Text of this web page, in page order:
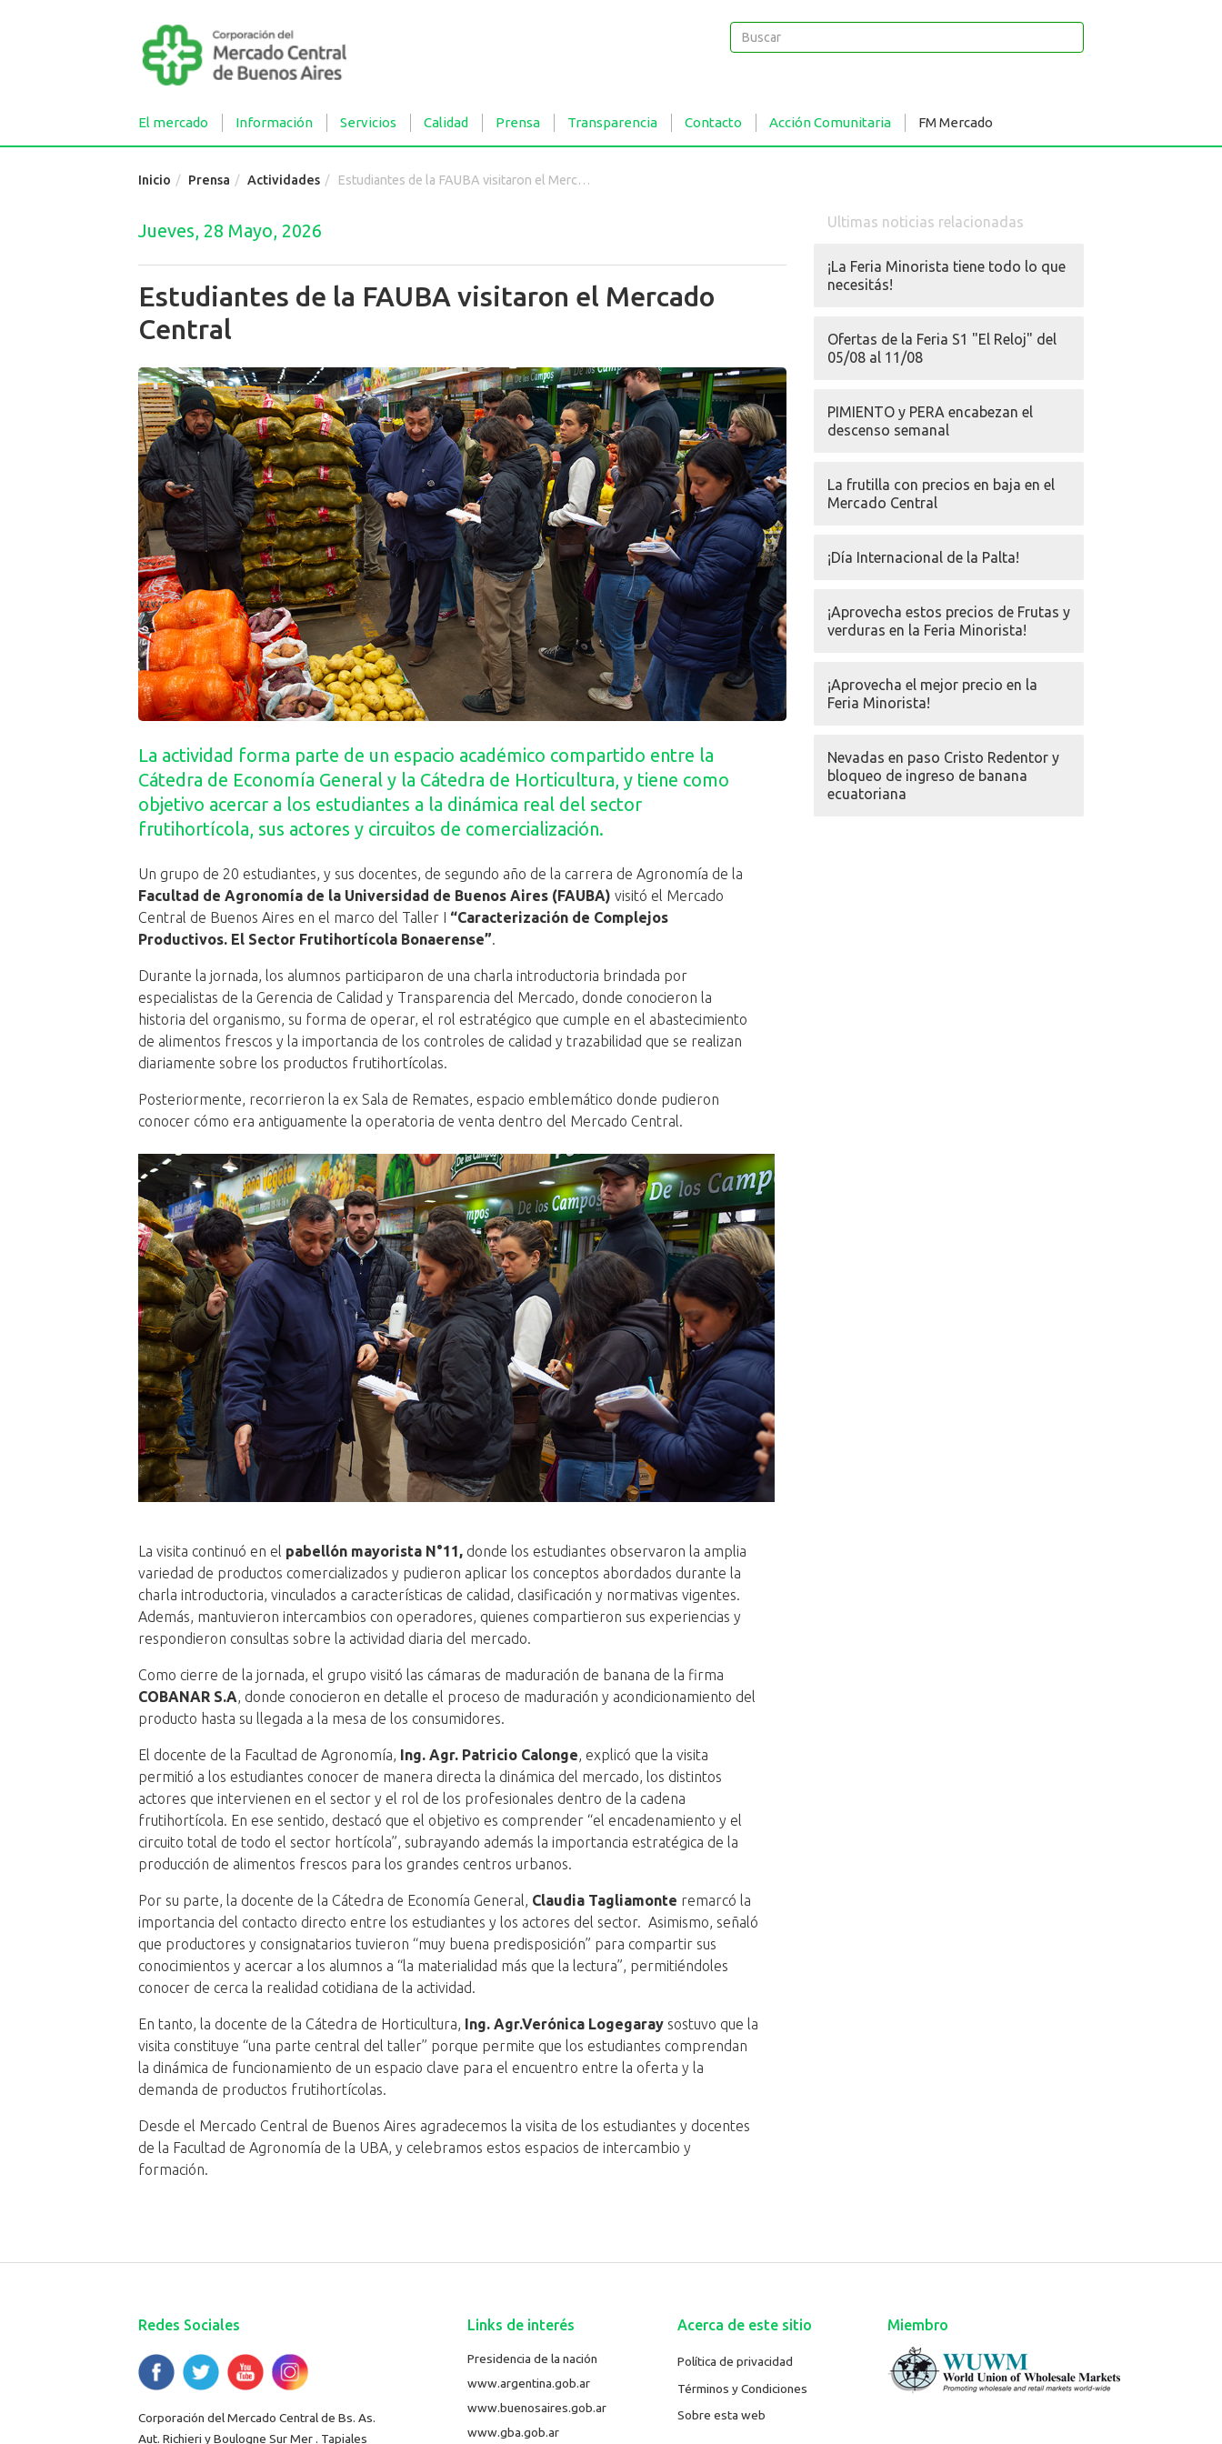
Buscar
Buscar
El mercado Información Servicios Calidad Prensa Transparencia Contacto Acción Comunitaria FM Mercado
Inicio Prensa Actividades Estudiantes de la FAUBA visitaron el Mercado Central
Jueves, 28 Mayo, 2026
Estudiantes de la FAUBA visitaron el Mercado
Central
La actividad forma parte de un espacio académico compartido entre la
Cátedra de Economía General y la Cátedra de Horticultura, y tiene como
objetivo acercar a los estudiantes a la dinámica real del sector
frutihortícola, sus actores y circuitos de comercialización.
Un grupo de 20 estudiantes, y sus docentes, de segundo año de la carrera de Agronomía de la
Facultad de Agronomía de la Universidad de Buenos Aires (FAUBA) visitó el Mercado
Central de Buenos Aires en el marco del Taller I “Caracterización de Complejos
Productivos. El Sector Frutihortícola Bonaerense”.
Durante la jornada, los alumnos participaron de una charla introductoria brindada por
especialistas de la Gerencia de Calidad y Transparencia del Mercado, donde conocieron la
historia del organismo, su forma de operar, el rol estratégico que cumple en el abastecimiento
de alimentos frescos y la importancia de los controles de calidad y trazabilidad que se realizan
diariamente sobre los productos frutihortícolas.
Posteriormente, recorrieron la ex Sala de Remates, espacio emblemático donde pudieron
conocer cómo era antiguamente la operatoria de venta dentro del Mercado Central.
La visita continuó en el pabellón mayorista N°11, donde los estudiantes observaron la amplia
variedad de productos comercializados y pudieron aplicar los conceptos abordados durante la
charla introductoria, vinculados a características de calidad, clasificación y normativas vigentes.
Además, mantuvieron intercambios con operadores, quienes compartieron sus experiencias y
respondieron consultas sobre la actividad diaria del mercado.
Como cierre de la jornada, el grupo visitó las cámaras de maduración de banana de la firma
COBANAR S.A, donde conocieron en detalle el proceso de maduración y acondicionamiento del
producto hasta su llegada a la mesa de los consumidores.
El docente de la Facultad de Agronomía, Ing. Agr. Patricio Calonge, explicó que la visita
permitió a los estudiantes conocer de manera directa la dinámica del mercado, los distintos
actores que intervienen en el sector y el rol de los profesionales dentro de la cadena
frutihortícola. En ese sentido, destacó que el objetivo es comprender “el encadenamiento y el
circuito total de todo el sector hortícola”, subrayando además la importancia estratégica de la
producción de alimentos frescos para los grandes centros urbanos.
Por su parte, la docente de la Cátedra de Economía General, Claudia Tagliamonte remarcó la
importancia del contacto directo entre los estudiantes y los actores del sector. Asimismo, señaló
que productores y consignatarios tuvieron “muy buena predisposición” para compartir sus
conocimientos y acercar a los alumnos a “la materialidad más que la lectura”, permitiéndoles
conocer de cerca la realidad cotidiana de la actividad.
En tanto, la docente de la Cátedra de Horticultura, Ing. Agr.Verónica Logegaray sostuvo que la
visita constituye “una parte central del taller” porque permite que los estudiantes comprendan
la dinámica de funcionamiento de un espacio clave para el encuentro entre la oferta y la
demanda de productos frutihortícolas.
Desde el Mercado Central de Buenos Aires agradecemos la visita de los estudiantes y docentes
de la Facultad de Agronomía de la UBA, y celebramos estos espacios de intercambio y
formación.
Ultimas noticias relacionadas
¡La Feria Minorista tiene todo lo que
necesitás!
Ofertas de la Feria S1 "El Reloj" del
05/08 al 11/08
PIMIENTO y PERA encabezan el
descenso semanal
La frutilla con precios en baja en el
Mercado Central
¡Día Internacional de la Palta!
¡Aprovecha estos precios de Frutas y
verduras en la Feria Minorista!
¡Aprovecha el mejor precio en la
Feria Minorista!
Nevadas en paso Cristo Redentor y
bloqueo de ingreso de banana
ecuatoriana
Redes Sociales
Corporación del Mercado Central de Bs. As.
Aut. Richieri y Boulogne Sur Mer . Tapiales
Links de interés
Presidencia de la nación
www.argentina.gob.ar
www.buenosaires.gob.ar
www.gba.gob.ar
Acerca de este sitio
Política de privacidad
Términos y Condiciones
Sobre esta web
Miembro